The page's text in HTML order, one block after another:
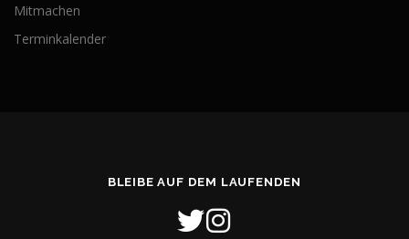
Mitmachen
Terminkalender
BLEIBE AUF DEM LAUFENDEN